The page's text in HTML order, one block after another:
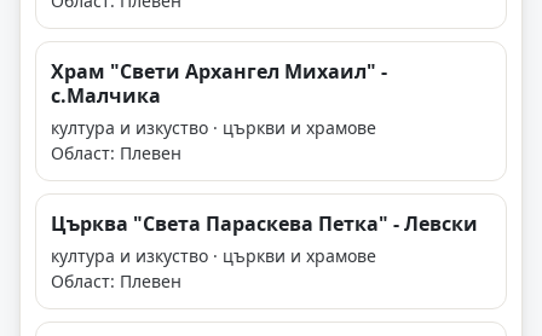
Храм "Свети Архангел Михаил" -
с.Малчика
култура и изкуство · църкви и храмове
Област: Плевен
Църква "Света Параскева Петка" - Левски
култура и изкуство · църкви и храмове
Област: Плевен